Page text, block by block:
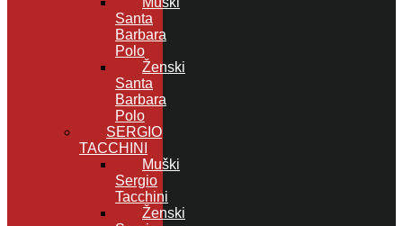
Santa
Barbara
Polo
Ženski
Santa
Barbara
Polo
SERGIO
TACCHINI
Muški
Sergio
Tacchini
Ženski